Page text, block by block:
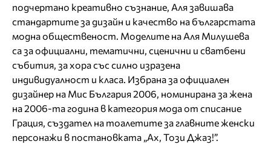
подчертано креативно съзнание, Аля завишава
стандартите за дизайн и качество на българстата
модна общественост. Моделите на Аля Милушева
са за официални, тематични, сценични и сватбени
събития, за хора със силно изразена
индивидуалност и класа. Избрана за официален
дизайнер на Мис България 2006, номинирана за жена
на 2006-та година в категория мода от списание
Грация, създател на тоалетите за главните женски
персонажи в постановката „Ах, Този Джаз!”.